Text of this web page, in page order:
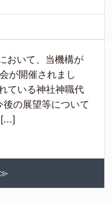
おいて、当機構が
が開催されまし
ている神社神職代
の展望等について
[…]
≫